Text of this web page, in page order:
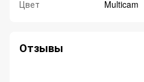
Цвет
Multicam
Отзывы